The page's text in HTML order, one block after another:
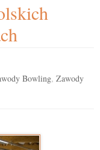
Bowling,Zawody